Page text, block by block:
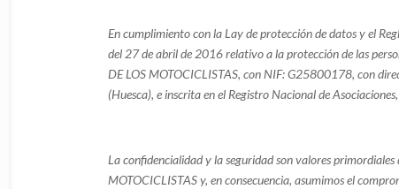
En cumplimiento con la Lay de protección de datos y el
del 27 de abril de 2016 relativo a la protección de las
DE LOS MOTOCICLISTAS, con NIF: G25800178, con
(Huesca), e inscrita en el Registro Nacional de
La confidencialidad y la seguridad son valores
MOTOCICLISTAS y, en consecuencia, asumimos el